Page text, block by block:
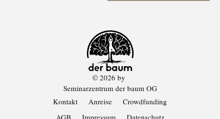
Kontakt Anreise Crowdfunding
© 2026 by
Seminarzentrum der baum OG